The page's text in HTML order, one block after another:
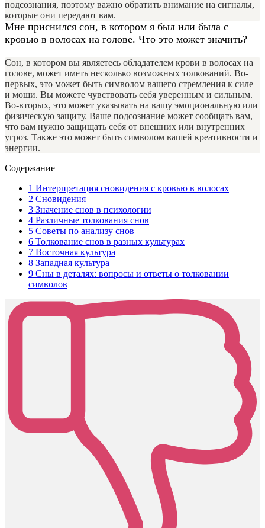
подсознания, поэтому важно обратить внимание на сигналы,
которые они передают вам.
Мне приснился сон, в котором я был или была с
кровью в волосах на голове. Что это может значить?
Сон, в котором вы являетесь обладателем крови в волосах на
голове, может иметь несколько возможных толкований. Во-
первых, это может быть символом вашего стремления к силе
и мощи. Вы можете чувствовать себя уверенным и сильным.
Во-вторых, это может указывать на вашу эмоциональную или
физическую защиту. Ваше подсознание может сообщать вам,
что вам нужно защищать себя от внешних или внутренних
угроз. Также это может быть символом вашей креативности и
энергии.
Содержание
1 Интерпретация сновидения с кровью в волосах
2 Сновидения
3 Значение снов в психологии
4 Различные толкования снов
5 Советы по анализу снов
6 Толкование снов в разных культурах
7 Восточная культура
8 Западная культура
9 Сны в деталях: вопросы и ответы о толковании
символов